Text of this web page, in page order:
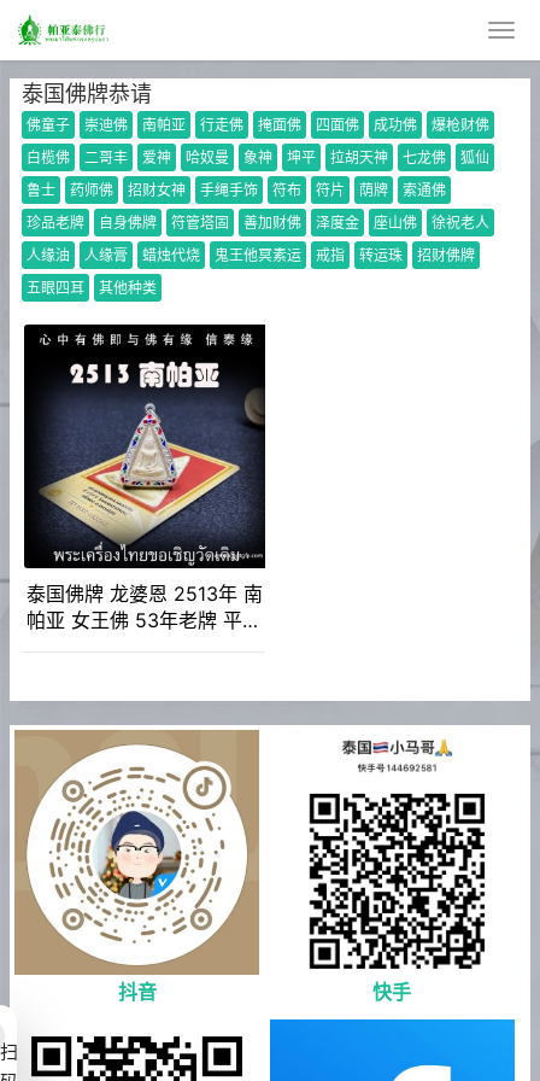
泰国佛牌恭请
佛童子 崇迪佛 南帕亚 行走佛 掩面佛 四面佛 成功佛
爆枪财佛
白榄佛
二哥丰 爱神 哈奴曼 象神 坤平 拉胡天神 七龙佛
狐仙
鲁士
药师佛 招财女神 手绳手饰 符布 符片 荫牌
索通佛
珍品老牌
自身佛牌 符管塔固 善加财佛 泽度金 座山佛
徐祝老人
人缘油
人缘膏 蜡烛代烧 鬼王他冥素运 戒指 转运珠
招财佛牌
五眼四耳
其他种类
泰国佛牌 龙婆恩 2513年 南
帕亚 女王佛 53年老牌 平安
抖音 快手
扫